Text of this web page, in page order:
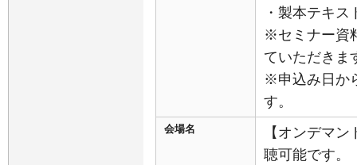
・製本テキス
※セミナー資
ていただきま
※申込み日か
す。
会場名
【オンデマ
聴可能です。